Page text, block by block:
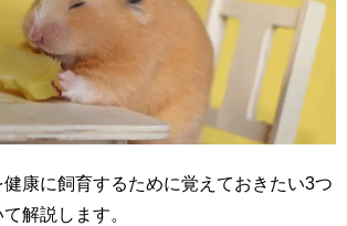
康に飼育するために覚えておきたい3つ
解説します。